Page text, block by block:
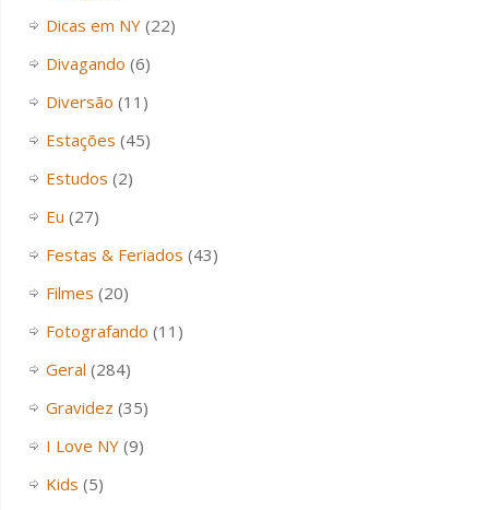
Dicas em NY(22)
Divagando (6)
Diversão (11)
Estações (45)
Estudos (2)
Eu (27)
Festas & Feriados (43)
Filmes (20)
Fotografando (11)
Geral (284)
Gravidez (35)
I Love NY(9)
Kids (5)